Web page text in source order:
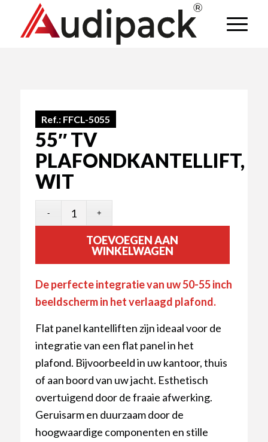
Ref.: FFCL-5055
55″ TV
PLAFONDKANTELLIFT,
WIT
TOEVOEGEN AAN
WINKELWAGEN
De perfecte integratie van uw 50-55 inch
beeldscherm in het verlaagd plafond.
Flat panel kantelliften zijn ideaal voor de
integratie van een flat panel in het
plafond. Bijvoorbeeld in uw kantoor, thuis
of aan boord van uw jacht. Esthetisch
overtuigend door de fraaie afwerking.
Geruisarm en duurzaam door de
hoogwaardige componenten en stille